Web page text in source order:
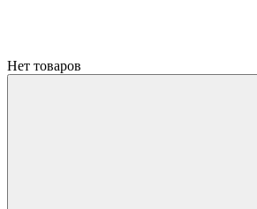
Нет товаров